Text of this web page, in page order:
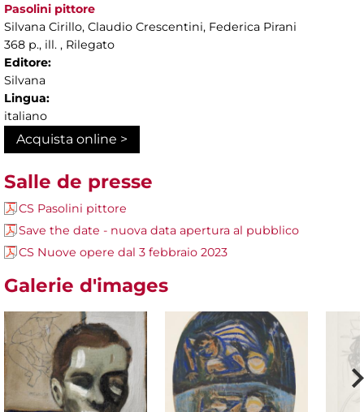
Pasolini pittore
Silvana Cirillo, Claudio Crescentini, Federica Pirani
368 p., ill. , Rilegato
Editore:
Silvana
Lingua:
italiano
Acquista online >
Salle de presse
CS Pasolini pittore
Save the date - nuova data apertura al pubblico
CS Nuove opere dal 3 febbraio 2023
Galerie d'images